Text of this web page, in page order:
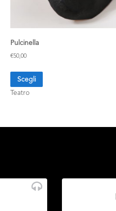
Pulcinella
€50,00
Scegli
Teatro